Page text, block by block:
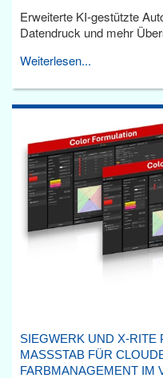
Erweiterte KI-gestützte
Datendruck und mehr
Weiterlesen...
SIEGWERK UND X-RITE
MASSSTAB FÜR
ARBMANAGEMENT IM